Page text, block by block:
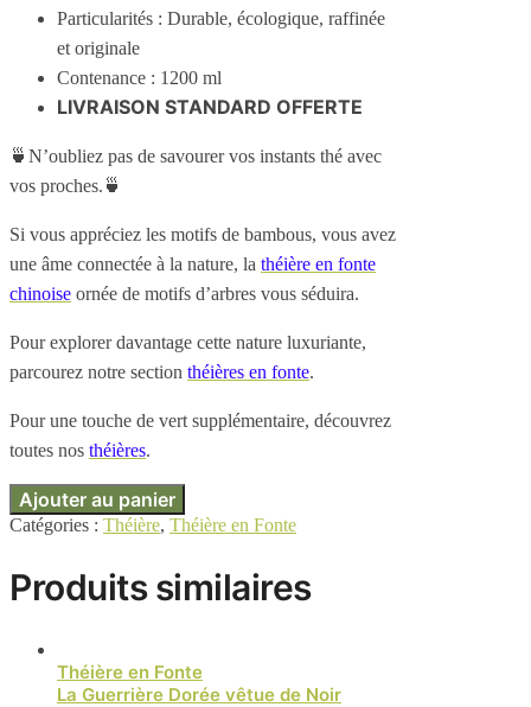
Particularités : Durable, écologique, raffinée
et originale
Contenance : 1200 ml
LIVRAISON STANDARD OFFERTE
🍵N’oubliez pas de savourer vos instants thé avec
vos proches.🍵
Si vous appréciez les motifs de bambous, vous avez
une âme connectée à la nature, la théière en fonte
chinoise ornée de motifs d’arbres vous séduira.
Pour explorer davantage cette nature luxuriante,
parcourez notre section théières en fonte.
Pour une touche de vert supplémentaire, découvrez
toutes nos théières.
Ajouter au panier
Catégories : Théière, Théière en Fonte
Produits similaires
Théière en Fonte
La Guerrière Dorée vêtue de Noir